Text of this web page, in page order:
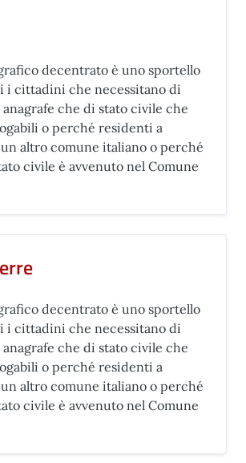
decentrato è uno sportello
i cittadini che necessitano di
che di stato civile che
o perché residenti a
altro comune italiano o perché
civile è avvenuto nel Comune
decentrato è uno sportello
i cittadini che necessitano di
che di stato civile che
o perché residenti a
altro comune italiano o perché
civile è avvenuto nel Comune